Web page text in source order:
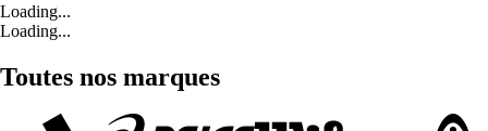
Loading...
Loading...
Toutes nos marques